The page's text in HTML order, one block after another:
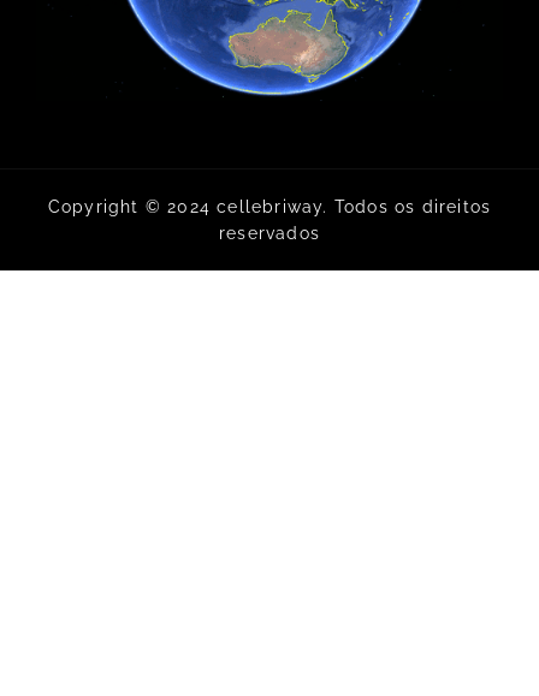
Copyright © 2024 cellebriway. Todos os direitos
reservados